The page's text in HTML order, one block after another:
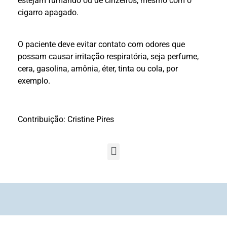
cigarro apagado.
O paciente deve evitar contato com odores que
possam causar irritação respiratória, seja perfume,
cera, gasolina, amônia, éter, tinta ou cola, por
exemplo.
Contribuição: Cristine Pires